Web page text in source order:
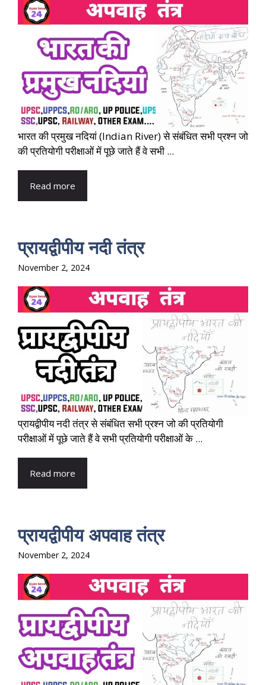
भारत की प्रमुख नदियां (Indian River) से संबंधित सभी प्रश्न जो
की प्रतियोगी परीक्षाओं में पूछे जाते हैं वे सभी ...
Read more
प्रायद्वीपीय नदी तंत्र
November 2, 2024
प्रायद्वीपीय नदी तंत्र से संबंधित सभी प्रश्न जो की प्रतियोगी
परीक्षाओं में पूछे जाते हैं वे सभी प्रतियोगी परीक्षाओं के ...
Read more
प्रायद्वीपीय अपवाह तंत्र
November 2, 2024